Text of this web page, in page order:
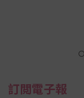
訂閲電子報